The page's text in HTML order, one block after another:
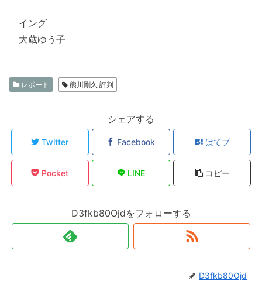
イング
大蔵ゆう子
レポート 熊川剛久 評判
シェアする
Twitter Facebook はてブ
Pocket LINE コピー
D3fkb80Ojdをフォローする
D3fkb80Ojd